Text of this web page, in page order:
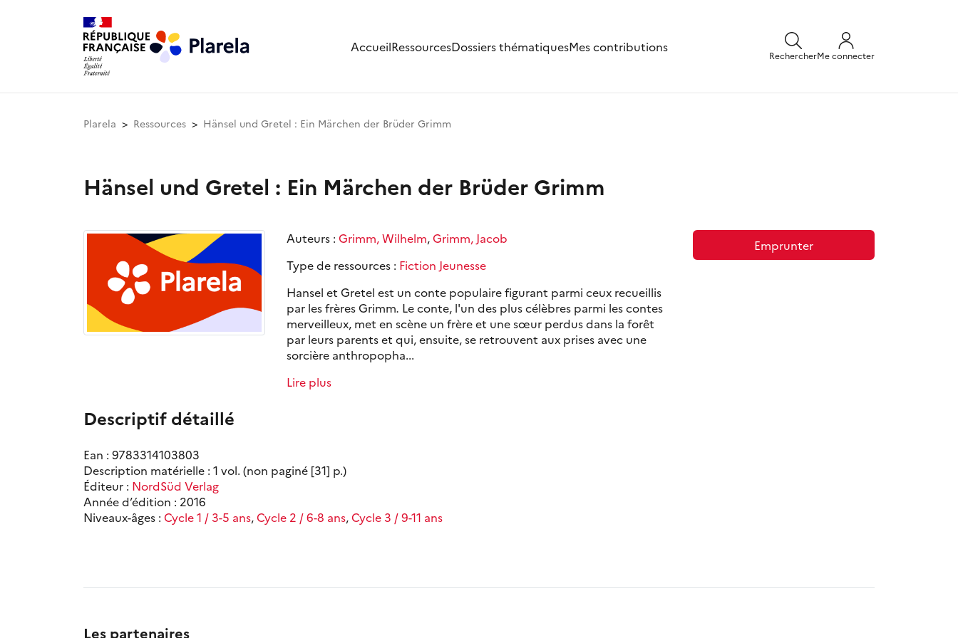
AccueilRessourcesDossiers thématiquesMes contributions
RechercherMe connecter
Plarela Ressources Hänsel und Gretel : Ein Märchen der Brüder Grimm
Hänsel und Gretel : Ein Märchen der Brüder Grimm
Auteurs : Grimm, Wilhelm,Grimm, Jacob
Type de ressources : Fiction Jeunesse
Hansel et Gretel est un conte populaire figurant parmi ceux recueillis
par les frères Grimm. Le conte, l'un des plus célèbres parmi les contes
merveilleux, met en scène un frère et une sœur perdus dans la forêt
par leurs parents et qui, ensuite, se retrouvent aux prises avec une
sorcière anthropopha...
Lire plus
Emprunter
Descriptif détaillé
Ean : 9783314103803
Description matérielle : 1 vol. (non paginé [31] p.)
Éditeur : NordSüd Verlag
Année d’édition : 2016
Niveaux-âges : Cycle 1 / 3-5 ans,Cycle 2 / 6-8 ans,Cycle 3 / 9-11 ans
Les partenaires